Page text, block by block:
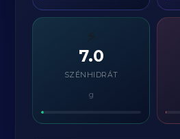
⚡
7.0
SZÉNHIDRÁT
g